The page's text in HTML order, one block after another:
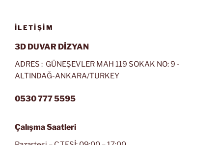
İLETIŞIM
3D DUVAR DİZYAN
ADRES : GÜNEŞEVLER MAH 119 SOKAK NO: 9 -
ALTINDAĞ-ANKARA/TURKEY
0530 777 5595
Çalışma Saatleri